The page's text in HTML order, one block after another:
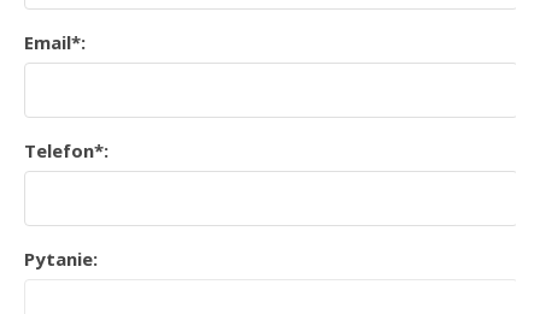
Email*:
Telefon*:
Pytanie: